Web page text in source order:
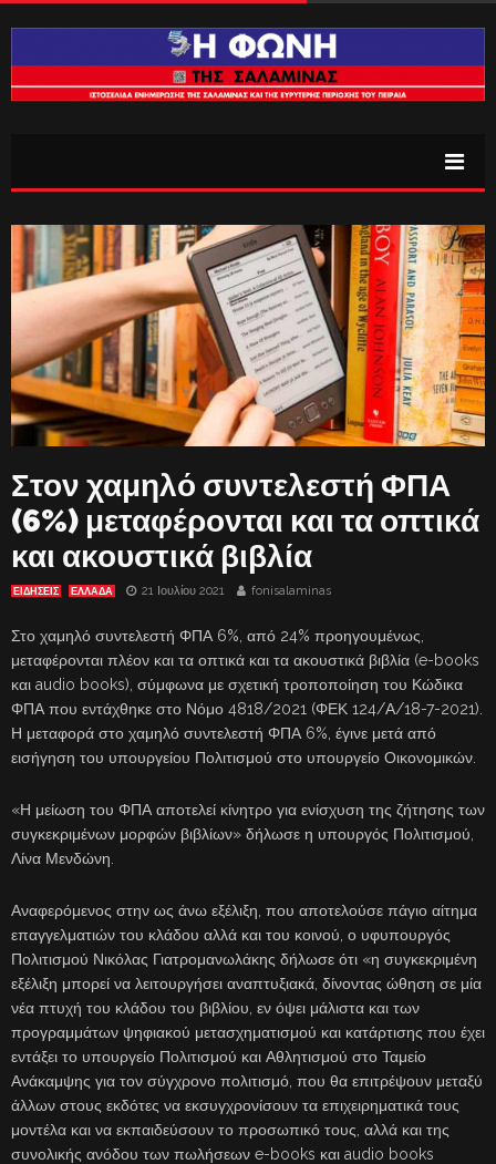
Στον χαμηλό συντελεστή ΦΠΑ
(6%) μεταφέρονται και τα οπτικά
και ακουστικά βιβλία
ΕΙΔΗΣΕΙΣ ΕΛΛΑΔΑ 21 Ιουλίου 2021 fonisalaminas
Στο χαμηλό συντελεστή ΦΠΑ 6%, από 24% προηγουμένως,
μεταφέρονται πλέον και τα οπτικά και τα ακουστικά βιβλία (e-books
και audio books), σύμφωνα με σχετική τροποποίηση του Κώδικα
ΦΠΑ που εντάχθηκε στο Νόμο 4818/2021 (ΦΕΚ 124/Α/18-7-2021).
Η μεταφορά στο χαμηλό συντελεστή ΦΠΑ 6%, έγινε μετά από
εισήγηση του υπουργείου Πολιτισμού στο υπουργείο Οικονομικών.
«Η μείωση του ΦΠΑ αποτελεί κίνητρο για ενίσχυση της ζήτησης των
συγκεκριμένων μορφών βιβλίων» δήλωσε η υπουργός Πολιτισμού,
Λίνα Μενδώνη.
Αναφερόμενος στην ως άνω εξέλιξη, που αποτελούσε πάγιο αίτημα
επαγγελματιών του κλάδου αλλά και του κοινού, ο υφυπουργός
Πολιτισμού Νικόλας Γιατρομανωλάκης δήλωσε ότι «η συγκεκριμένη
εξέλιξη μπορεί να λειτουργήσει αναπτυξιακά, δίνοντας ώθηση σε μία
νέα πτυχή του κλάδου του βιβλίου, εν όψει μάλιστα και των
προγραμμάτων ψηφιακού μετασχηματισμού και κατάρτισης που έχει
εντάξει το υπουργείο Πολιτισμού και Αθλητισμού στο Ταμείο
Ανάκαμψης για τον σύγχρονο πολιτισμό, που θα επιτρέψουν μεταξύ
άλλων στους εκδότες να εκσυγχρονίσουν τα επιχειρηματικά τους
μοντέλα και να εκπαιδεύσουν το προσωπικό τους, αλλά και της
συνολικής ανόδου των πωλήσεων e-books και audio books